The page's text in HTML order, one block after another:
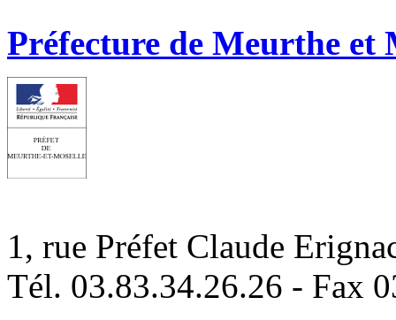
Préfecture de Meurthe et
1, rue Préfet Claude
Tél. 03.83.34.26.26 - Fax